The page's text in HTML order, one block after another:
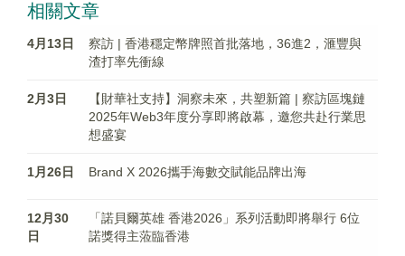
相關文章
4月13日
察訪 | 香港穩定幣牌照首批落地，36進2，滙豐與
渣打率先衝線
2月3日
【財華社支持】洞察未來，共塑新篇 | 察訪區塊鏈
2025年Web3年度分享即將啟幕，邀您共赴行業思
想盛宴
1月26日 Brand X 2026攜手海數交賦能品牌出海
12月30
日
「諾貝爾英雄 香港2026」系列活動即將舉行 6位
諾獎得主蒞臨香港